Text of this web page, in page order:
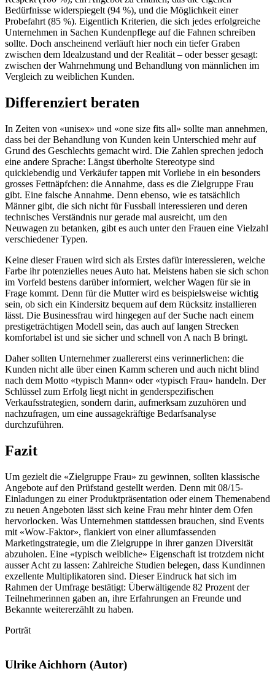
Bedürfnisse widerspiegelt (94 %), und die Möglichkeit einer
Probefahrt (85 %). Eigentlich Kriterien, die sich jedes erfolgreiche
Unternehmen in Sachen Kundenpflege auf die Fahnen schreiben
sollte. Doch anscheinend verläuft hier noch ein tiefer Graben
zwischen dem Idealzustand und der Realität – oder besser gesagt:
zwischen der Wahrnehmung und Behandlung von männlichen im
Vergleich zu weiblichen Kunden.
Differenziert beraten
In Zeiten von «unisex» und «one size fits all» sollte man annehmen,
dass bei der Behandlung von Kunden kein Unterschied mehr auf
Grund des Geschlechts gemacht wird. Die Zahlen sprechen jedoch
eine andere Sprache: Längst überholte Stereotype sind
quicklebendig und Verkäufer tappen mit Vorliebe in ein besonders
grosses Fettnäpfchen: die Annahme, dass es die Zielgruppe Frau
gibt. Eine falsche Annahme. Denn ebenso, wie es tatsächlich
Männer gibt, die sich nicht für Fussball interessieren und deren
technisches Verständnis nur gerade mal ausreicht, um den
Neuwagen zu betanken, gibt es auch unter den Frauen eine Vielzahl
verschiedener Typen.
Keine dieser Frauen wird sich als Erstes dafür interessieren, welche
Farbe ihr potenzielles neues Auto hat. Meistens haben sie sich schon
im Vorfeld bestens darüber informiert, welcher Wagen für sie in
Frage kommt. Denn für die Mutter wird es beispielsweise wichtig
sein, ob sich ein Kindersitz bequem auf dem Rücksitz installieren
lässt. Die Businessfrau wird hingegen auf der Suche nach einem
prestigeträchtigen Modell sein, das auch auf langen Strecken
komfortabel ist und sie sicher und schnell von A nach B bringt.
Daher sollten Unternehmer zuallererst eins verinnerlichen: die
Kunden nicht alle über einen Kamm scheren und auch nicht blind
nach dem Motto «typisch Mann« oder «typisch Frau» handeln. Der
Schlüssel zum Erfolg liegt nicht in genderspezifischen
Verkaufsstrategien, sondern darin, aufmerksam zuzuhören und
nachzufragen, um eine aussagekräftige Bedarfsanalyse
durchzuführen.
Fazit
Um gezielt die «Zielgruppe Frau» zu gewinnen, sollten klassische
Angebote auf den Prüfstand gestellt werden. Denn mit 08/15-
Einladungen zu einer Produktpräsentation oder einem Themenabend
zu neuen Angeboten lässt sich keine Frau mehr hinter dem Ofen
hervorlocken. Was Unternehmen stattdessen brauchen, sind Events
mit «Wow-Faktor», flankiert von einer allumfassenden
Marketingstrategie, um die Zielgruppe in ihrer ganzen Diversität
abzuholen. Eine «typisch weibliche» Eigenschaft ist trotzdem nicht
ausser Acht zu lassen: Zahlreiche Studien belegen, dass Kundinnen
exzellente Multiplikatoren sind. Dieser Eindruck hat sich im
Rahmen der Umfrage bestätigt: Überwältigende 82 Prozent der
Teilnehmerinnen gaben an, ihre Erfahrungen an Freunde und
Bekannte weitererzählt zu haben.
Porträt
Ulrike Aichhorn (Autor)